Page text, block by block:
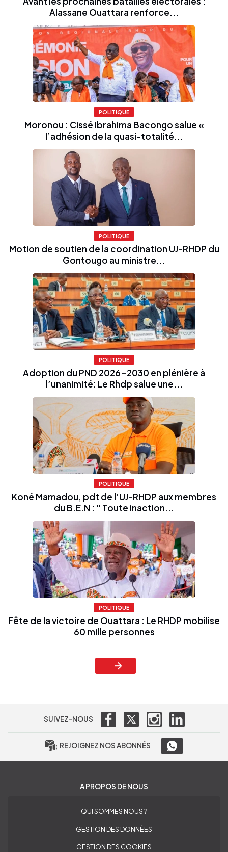
Alassane Ouattara renforce...
POLITIQUE
Moronou : Cissé Ibrahima Bacongo salue «
l’adhésion de la quasi-totalité...
POLITIQUE
Motion de soutien de la coordination UJ-RHDP du
Gontougo au ministre...
POLITIQUE
Adoption du PND 2026-2030 en plénière à
l’unanimité: Le Rhdp salue une...
POLITIQUE
Koné Mamadou, pdt de l’UJ-RHDP aux membres
du B.E.N : " Toute inaction...
POLITIQUE
Fête de la victoire de Ouattara : Le RHDP mobilise
60 mille personnes
SUIVEZ-NOUS
REJOIGNEZ NOS ABONNÉS
A PROPOS DE NOUS
QUI SOMMES NOUS ?
GESTION DES DONNÉES
GESTION DES COOKIES